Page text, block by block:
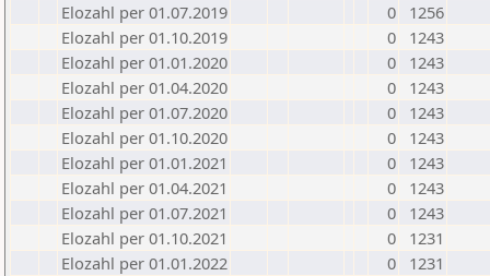
Elozahl per 01.07.2019
0
1256
Elozahl per 01.10.2019
0
1243
Elozahl per 01.01.2020
0
1243
Elozahl per 01.04.2020
0
1243
Elozahl per 01.07.2020
0
1243
Elozahl per 01.10.2020
0
1243
Elozahl per 01.01.2021
0
1243
Elozahl per 01.04.2021
0
1243
Elozahl per 01.07.2021
0
1243
Elozahl per 01.10.2021
0
1231
Elozahl per 01.01.2022
0
1231